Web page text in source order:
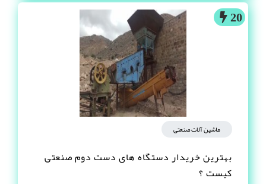
20
ماشین آلات صنعتی
بهترین خریدار دستگاه های دست دوم صنعتی
کیست ؟